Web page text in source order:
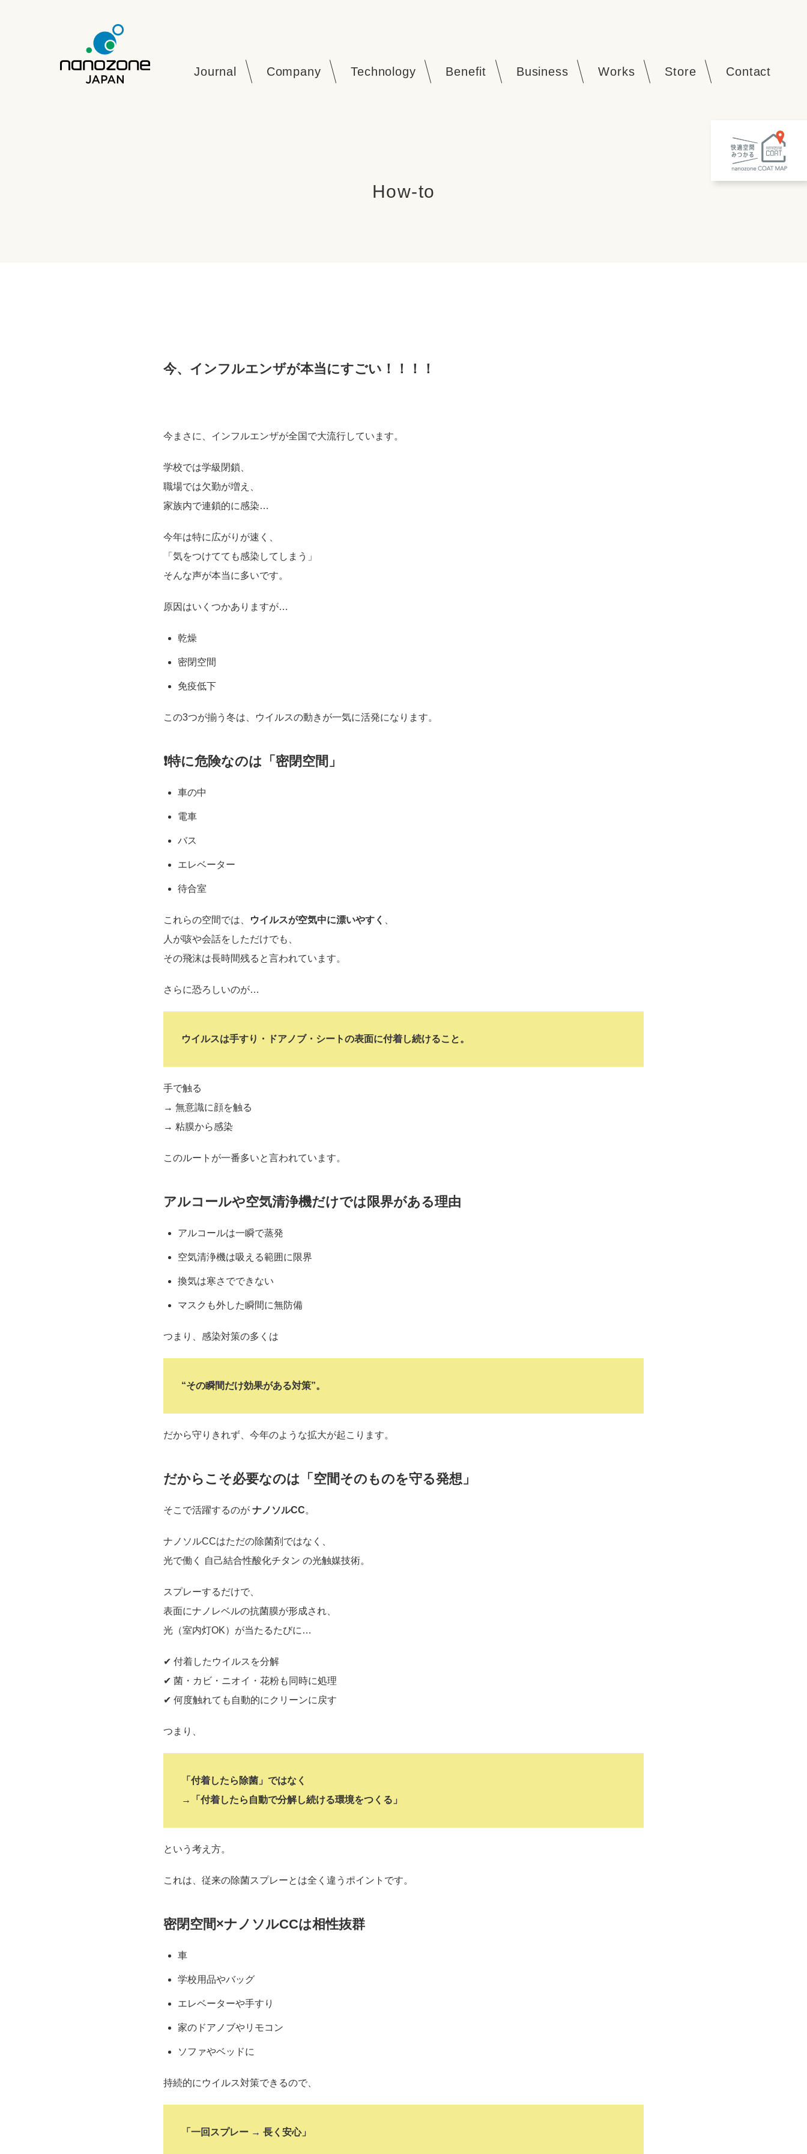
Journal Company Technology Benefit Business Works Store Contact
How-to
今、インフルエンザが本当にすごい！！！！
今まさに、インフルエンザが全国で大流行しています。
学校では学級閉鎖、
職場では欠勤が増え、
家族内で連鎖的に感染…
今年は特に広がりが速く、
「気をつけてても感染してしまう」
そんな声が本当に多いです。
原因はいくつかありますが…
乾燥
密閉空間
免疫低下
この3つが揃う冬は、ウイルスの動きが一気に活発になります。
❗️特に危険なのは「密閉空間」
車の中
電車
バス
エレベーター
待合室
これらの空間では、 ウイルスが空気中に漂いやすく
人が咳や会話をしただけでも、
その飛沫は長時間残ると言われています。
さらに恐ろしいのが…
ウイルスは手すり・ドアノブ・シートの表面に付着し続けること。
手で触る
→ 無意識に顔を触る
→ 粘膜から感染
このルートが一番多いと言われています。
アルコールや空気清浄機だけでは限界がある理由
アルコールは一瞬で蒸発
空気清浄機は吸える範囲に限界
換気は寒さでできない
マスクも外した瞬間に無防備
つまり、感染対策の多くは
“その瞬間だけ効果がある対策”。
だから守りきれず、今年のような拡大が起こります。
だからこそ必要なのは「空間そのものを守る発想」
そこで活躍するのが ナノソルCC。
ナノソルCCはただの除菌剤ではなく、
光で働く
自己結合性酸化チタン の光触媒技術。
スプレーするだけで、
表面にナノレベルの抗菌膜が形成され、
光（室内灯OK）が当たるたびに…
✔︎ 付着したウイルスを分解
✔︎ 菌・カビ・ニオイ・花粉も同時に処理
✔︎ 何度触れても自動的にクリーンに戻す
つまり、
「付着したら除菌」ではなく
→「付着したら自動で分解し続ける環境をつくる」
という考え方。
これは、従来の除菌スプレーとは全く違うポイントです。
密閉空間×ナノソルCCは相性抜群
車
学校用品やバッグ
エレベーターや手すり
家のドアノブやリモコン
ソファやベッドに
持続的にウイルス対策できるので、
「一回スプレー → 長く安心」